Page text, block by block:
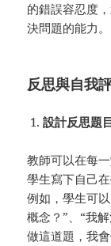
的錯誤容忍度
決問題的能力。
反思與自我
設計反思題
教師可以在每
學生寫下自己
例如，學生可
概念？”、“我
做這道題，我